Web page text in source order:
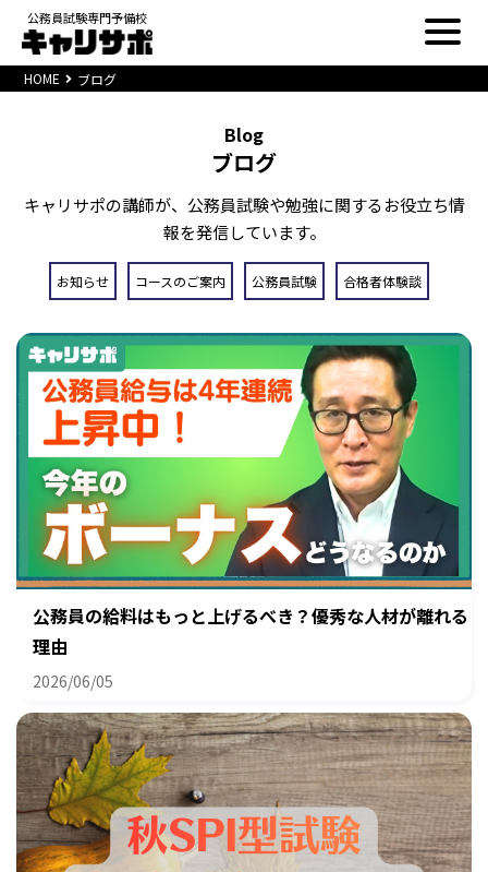
公務員試験専門予備校
HOME ブログ
Blog
ブログ
キャリサポの講師が、公務員試験や勉強に関するお役立ち情
報を発信しています。
お知らせ コースのご案内 公務員試験 合格者体験談
公務員の給料はもっと上げるべき？優秀な人材が離れる
理由
2026/06/05